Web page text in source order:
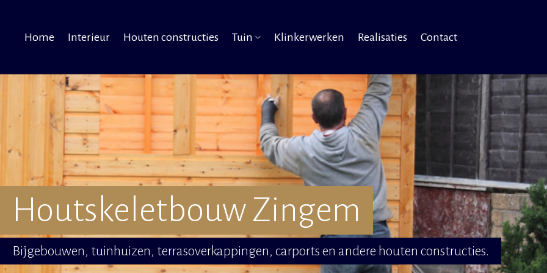
Home Interieur Houten constructies Tuin Klinkerwerken Realisaties Contact
Houtskeletbouw Zingem
Bijgebouwen, tuinhuizen, terrasoverkappingen, carports en andere houten constructies.